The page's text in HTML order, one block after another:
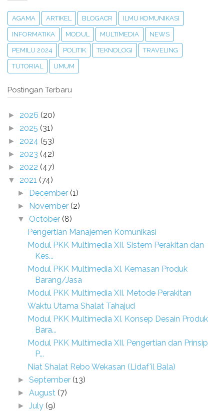
AGAMA ARTIKEL BLOGACR ILMU KOMUNIKASI
INFORMATIKA MODUL MULTIMEDIA NEWS
PEMILU 2024 POLITIK TEKNOLOGI TRAVELING
TUTORIAL UMUM
Postingan Terbaru
► 2026 (20)
► 2025 (31)
► 2024 (53)
► 2023 (42)
► 2022 (47)
▼ 2021 (74)
► December (1)
► November (2)
▼ October (8)
Pengertian Manajemen Komunikasi
Modul PKK Multimedia XII. Sistem Perakitan dan
Kes...
Modul PKK Multimedia XI. Kemasan Produk
Barang/Jasa
Modul PKK Multimedia XII. Metode Perakitan
Waktu Utama Shalat Tahajud
Modul PKK Multimedia XI. Konsep Desain Produk
Bara...
Modul PKK Multimedia XII. Pengertian dan Prinsip
P...
Niat Shalat Rebo Wekasan (Lidaf'il Bala)
►September (13)
►August (7)
►July (9)